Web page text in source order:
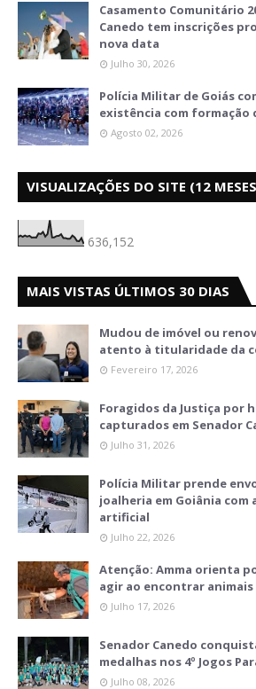
Casamento Comunitário
Canedo tem inscrições
nova data
Julho 30, 2026
Polícia Militar de Goiás
existência com formação
Agosto 02, 2026
VISUALIZAÇÕES DO SITE (12
636,152
MAIS VISTAS ÚLTIMOS 30 DIAS
Mudou de imóvel ou
atento à titularidade da
Fevereiro 17, 2026
Foragidos da Justiça por
capturados em Senador
Julho 31, 2026
Polícia Militar prende
joalheria em Goiânia
artificial
Julho 22, 2026
Atenção: Amma orienta
agir ao encontrar
Julho 17, 2026
Senador Canedo
medalhas nos 4º Jogos
Julho 08, 2026